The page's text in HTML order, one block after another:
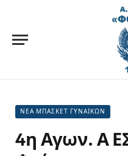
ΝΕΑ ΜΠΑΣΚΕΤ ΓΥΝΑΙΚΩΝ
4η Αγων. Α